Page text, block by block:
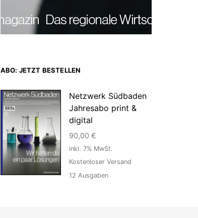
ABO: JETZT BESTELLEN
Netzwerk Südbaden
Jahresabo print &
digital
90,00 €
inkl. 7% MwSt.
Kostenloser Versand
12 Ausgaben